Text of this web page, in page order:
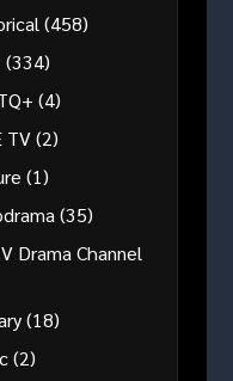
(458)
(334)
(4)
TV(2)
(1)
(35)
Drama Channel
(18)
(2)